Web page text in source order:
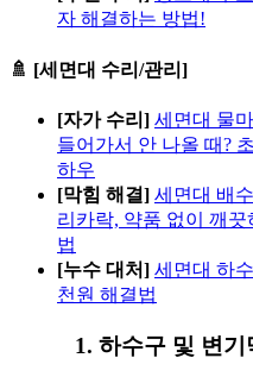
자 해결하는 방법!
🚿 [세면대 수리/관리]
[자가 수리] 세면대 물
들어가서 안 나올 때?
하우
[막힘 해결] 세면대 배
리카락, 약품 없이 깨
법
[누수 대처] 세면대 하
천원 해결법
1. 하수구 및 변